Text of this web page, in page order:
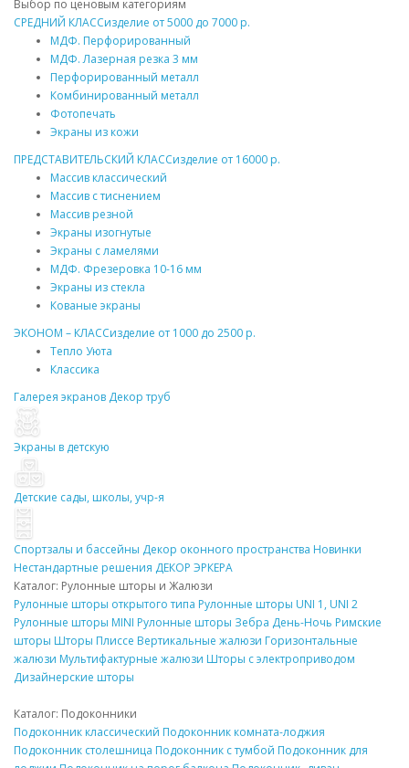
Выбор по ценовым категориям
СРЕДНИЙ КЛАССизделие от5000 до 7000 р.
МДФ. Перфорированный
МДФ. Лазерная резка 3 мм
Перфорированный металл
Комбинированный металл
Фотопечать
Экраны из кожи
ПРЕДСТАВИТЕЛЬСКИЙ КЛАССизделие от 16000 р.
Массив классический
Массив с тиснением
Массив резной
Экраны изогнутые
Экраны с ламелями
МДФ. Фрезеровка 10-16 мм
Экраны из стекла
Кованые экраны
ЭКОНОМ – КЛАССизделие от 1000 до 2500 р.
Тепло Уюта
Классика
Галерея экранов Декортруб
Экраны в детскую
Детские сады, школы, учр-я
Спортзалы и бассейны Декор оконного пространства Новинки
Нестандартные решения ДЕКОР ЭРКЕРА
Каталог: Рулонные шторы и Жалюзи
Рулонные шторы открытого типа Рулонные шторы UNI 1, UNI 2
Рулонные шторы MINI Рулонные шторы Зебра День-Ночь Римские
шторы Шторы Плиссе Вертикальные жалюзи Горизонтальные
жалюзи Мультифактурные жалюзи Шторы с электроприводом
Дизайнерские шторы
Каталог: Подоконники
Подоконник классический Подоконник комната-лоджия
Подоконник столешница Подоконник с тумбой Подоконник для